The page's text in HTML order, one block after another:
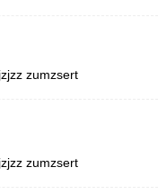
zumzsert
zumzsert